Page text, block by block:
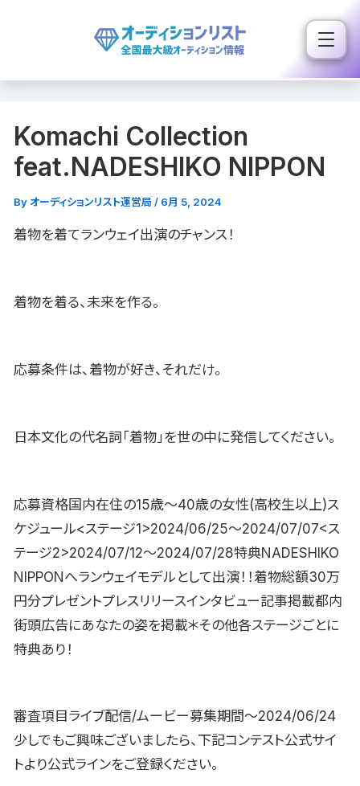
ス
Komachi Collection
feat.NADESHIKO NIPPON
By オーディションリスト運営局 / 6月 5, 2024
着物を着てランウェイ出演のチャンス！
着物を着る、未来を作る。
応募条件は、着物が好き、それだけ。
日本文化の代名詞「着物」を世の中に発信してください。
応募資格国内在住の15歳〜40歳の女性(高校生以上)ス
ケジュール<ステージ1>2024/06/25〜2024/07/07<ス
テージ2>2024/07/12〜2024/07/28特典NADESHIKO
NIPPONへランウェイモデルとして出演！！着物総額30万
円分プレゼントプレスリリースインタビュー記事掲載都内
街頭広告にあなたの姿を掲載＊その他各ステージごとに
特典あり！
審査項目ライブ配信/ムービー募集期間〜2024/06/24
少しでもご興味ございましたら、下記コンテスト公式サイ
トより公式ラインをご登録ください。